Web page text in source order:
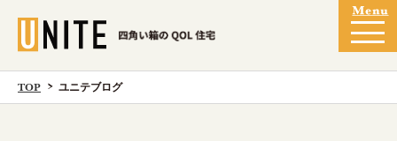
TOP ユニテブログ